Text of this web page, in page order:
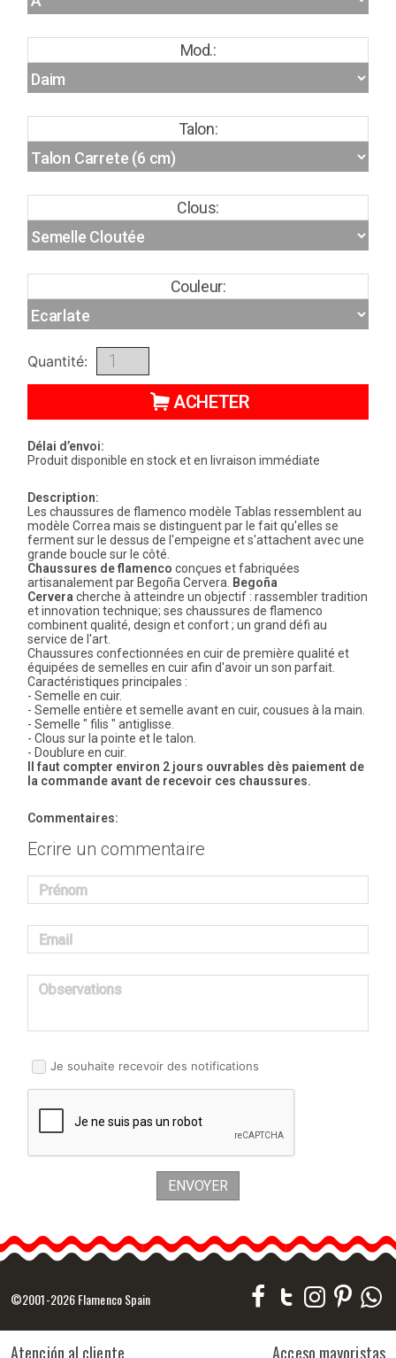
Mod.:
Talon:
Clous:
Couleur:
Quantité:
ACHETER
Délai d’envoi:
Produit disponible en stock et en livraison immédiate
Description:
Les chaussures de flamenco modèle Tablas ressemblent au
modèle Correa mais se distinguent par le fait qu'elles se
ferment sur le dessus de l'empeigne et s'attachent avec une
grande boucle sur le côté.
Chaussures de flamenco conçues et fabriquées
artisanalement par Begoña Cervera. Begoña
Cervera cherche à atteindre un objectif : rassembler tradition
et innovation technique; ses chaussures de flamenco
combinent qualité, design et confort ; un grand défi au
service de l'art.
Chaussures confectionnées en cuir de première qualité et
équipées de semelles en cuir afin d'avoir un son parfait.
Caractéristiques principales :
- Semelle en cuir.
- Semelle entière et semelle avant en cuir, cousues à la main.
- Semelle " filis " antiglisse.
- Clous sur la pointe et le talon.
- Doublure en cuir.
Il faut compter environ 2 jours ouvrables dès paiement de
la commande avant de recevoir ces chaussures.
Commentaires:
Ecrire un commentaire
Prénom
Email
Observations
Je souhaite recevoir des notifications
ENVOYER
©2001-2026 Flamenco Spain
Atención al cliente Acceso mayoristas